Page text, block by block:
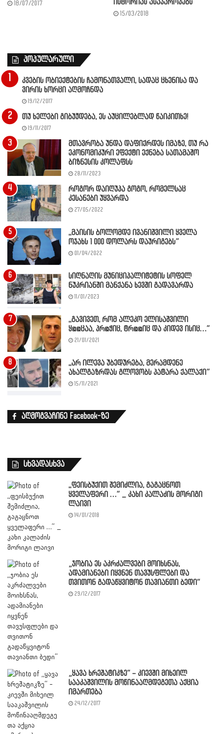
18/07/2017
ისტორიას ასაჯაროვებს
15/03/2018
პოპულარული
კვების ობიექტების ჩამონათვალი, სადაც ცხენისა და
ვირის ხორცი აღმოჩნდა
19/12/2017
თუ ხელები გიბუჟდება, ეს აუცილებლად წაიკითხე!
19/11/2017
მთავრობა უნდა დაფიქრდეს იმაზე, თუ რა
ეკონომიკური ეფექტი ექნება სათამაშო
ბიზნესის კოლაფსს
28/11/2023
როგორ დაიღუპა გოგო, რომელსაც
კესანები უყვარდა
27/05/2022
,,მაისის ბოლომდე ივანიშვილი ყველა
ოჯახს 1 000 დოლარს დაურიგებს”
01/04/2022
სიღნაღის მუნიციპალიტეტის სოფელ
ნუკრიანში მანქანა ხევში გადავარდა
11/01/2023
,,გავივეთ, რომ ალეკო ელისაშვილი
ყ@@ცაა, პრ@ჭიც, ტრ@@იც და კიდევ ისიც…”
21/01/2021
,,არ ილევა უბედურება, მერამდენე
ახალგაზრდას გლოვობს პატარა ქალაქი”
15/11/2021
აღმოგვაჩინე Facebook-ზე
სხვადასხვა
,,ფეისბუქით შემიძლია, გაგაცნოთ
ყველაფერი …” _ კახი კალაძის მორიგი
ლაივი
14/01/2018
„ჯობია ეს აკრძალვები მოიხსნას,
ადამიანები იყვნენ თავუსფლები და
თვითონ გადაწყვიტონ თავიანთი ბედი“
29/12/2017
„ყავა ხრეშატიკზე“ – კიევში მიხეილ
სააკაშვილის მოწინააღმდეგეთა აქცია
იმართება
24/12/2017